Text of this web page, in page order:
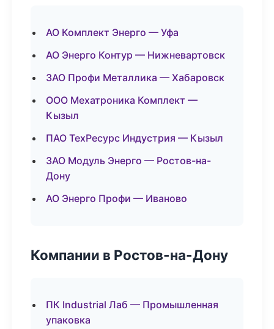
АО Комплект Энерго — Уфа
АО Энерго Контур — Нижневартовск
ЗАО Профи Металлика — Хабаровск
ООО Мехатроника Комплект —
Кызыл
ПАО ТехРесурс Индустрия — Кызыл
ЗАО Модуль Энерго — Ростов-на-
Дону
АО Энерго Профи — Иваново
Компании в Ростов-на-Дону
ПК Industrial Лаб — Промышленная
упаковка